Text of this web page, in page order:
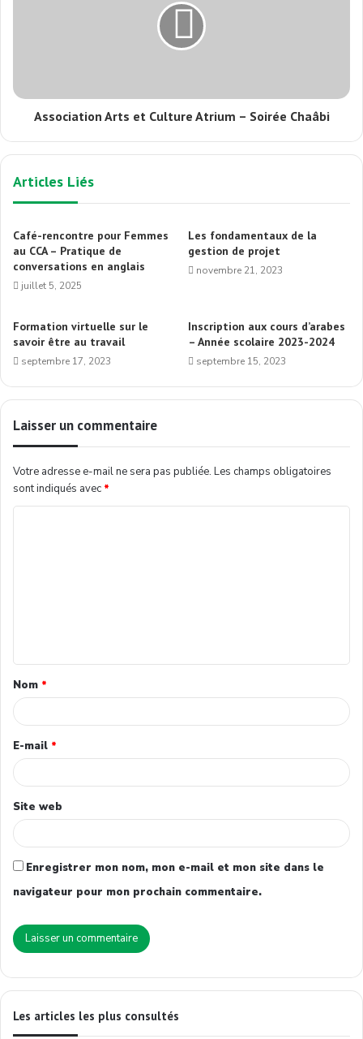
Association Arts et Culture Atrium – Soirée Chaâbi
Articles Liés
Café-rencontre pour Femmes
au CCA – Pratique de
conversations en anglais
juillet 5, 2025
Les fondamentaux de la
gestion de projet
novembre 21, 2023
Formation virtuelle sur le
savoir être au travail
septembre 17, 2023
Inscription aux cours d’arabes
– Année scolaire 2023-2024
septembre 15, 2023
Laisser un commentaire
Votre adresse e-mail ne sera pas publiée. Les champs obligatoires
sont indiqués avec *
Nom *
E-mail *
Site web
Enregistrer mon nom, mon e-mail et mon site dans le
navigateur pour mon prochain commentaire.
Les articles les plus consultés